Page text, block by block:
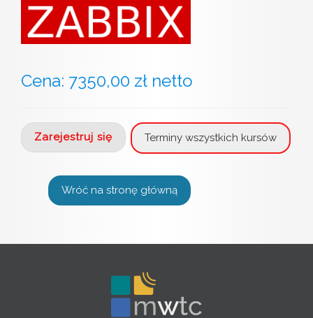
Cena: 7350,00 zł netto
Zarejestruj się Terminy wszystkich kursów
Wróć na stronę główną